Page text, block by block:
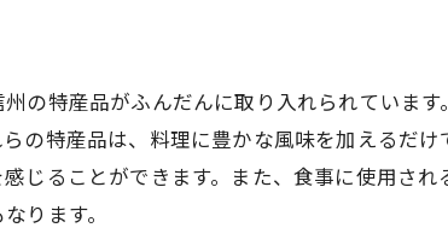
バイク旅で訪れたいスポット
ペンションを拠点にした日帰り旅行
自然と触れ合うアクティビティ紹介
の特産品がふんだんに取り入れられていま
の特産品は、料理に豊かな風味を加えるだ
じることができます。また、食事に使用さ
ります。